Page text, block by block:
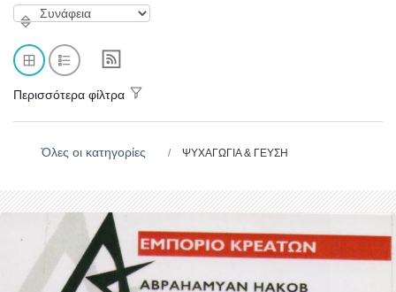
Περισσότερα φίλτρα
Όλες οι κατηγορίες ΨΥΧΑΓΩΓΙΑ & ΓΕΥΣΗ